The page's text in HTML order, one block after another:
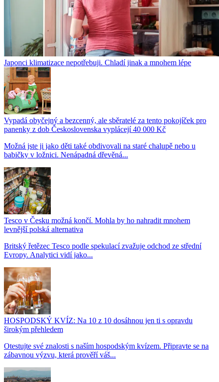
Japonci klimatizace nepotřebuji. Chladí jinak a mnohem lépe
Vypadá obyčejný a bezcenný, ale sběratelé za tento pokojíček pro
panenky z dob Československa vyplácejí 40 000 Kč
Možná jste ji jako děti také obdivovali na staré chalupě nebo u
babičky v ložnici. Nenápadná dřevěná...
Tesco v Česku možná končí. Mohla by ho nahradit mnohem
levnější polská alternativa
Britský řetězec Tesco podle spekulací zvažuje odchod ze střední
Evropy. Analytici vidí jako...
HOSPODSKÝ KVÍZ: Na 10 z 10 dosáhnou jen ti s opravdu
širokým přehledem
Otestujte své znalosti s naším hospodským kvízem. Připravte se na
zábavnou výzvu, která prověří váš...